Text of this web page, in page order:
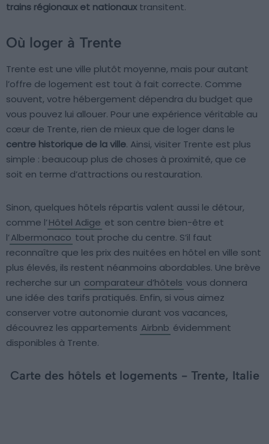
trains régionaux et nationauxtransitent.
Où loger à Trente
Trente est une ville plutôt moyenne, mais pour autant
l’offre de logement est tout à fait correcte. Comme
souvent, votre hébergement dépendra du budget que
vous pouvez lui allouer. Pour une expérience véritable au
cœur de Trente, rien de mieux que de loger dans le
centre historique de la ville. Ainsi, visiter Trente est plus
simple : beaucoup plus de choses à proximité, que ce
soit en terme d’attractions ou restauration.
Sinon, quelques hôtels répartis valent aussi le détour,
comme l’Hôtel Adige et son centre bien-être et
l’Albermonaco tout proche du centre. S’il faut
reconnaître que les prix des nuitées en hôtel en ville sont
plus élevés, ils restent néanmoins abordables. Une brève
recherche sur un comparateur d’hôtels vous donnera
une idée des tarifs pratiqués. Enfin, si vous aimez
conserver votre autonomie durant vos vacances,
découvrez les appartements Airbnb évidemment
disponibles à Trente.
Carte des hôtels et logements - Trente, Italie